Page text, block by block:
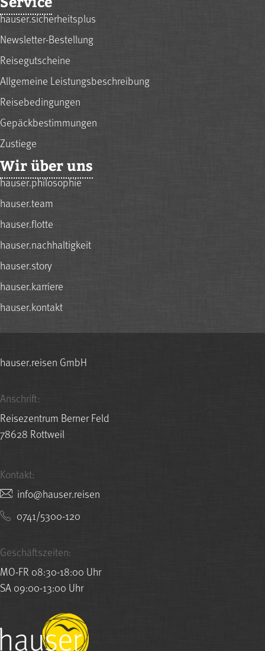
hauser.sicherheitsplus
Newsletter-Bestellung
Reisegutscheine
Allgemeine Leistungsbeschreibung
Reisebedingungen
Gepäckbestimmungen
Zustiege
Wir über uns
hauser.philosophie
hauser.team
hauser.flotte
hauser.nachhaltigkeit
hauser.story
hauser.karriere
hauser.kontakt
hauser.reisen GmbH
Anschrift:
Reisezentrum Berner Feld
78628 Rottweil
Kontakt:
nesier.resuah@ofni
0741/5300-120
Geschäftszeiten:
MO-FR 08:30-18:00 Uhr
SA 09:00-13:00 Uhr